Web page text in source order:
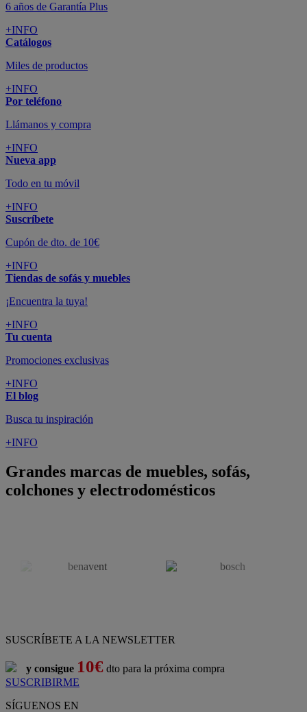
6 años de Garantía Plus
+INFO
Catálogos
Miles de productos
+INFO
Por teléfono
Llámanos y compra
+INFO
Nueva app
Todo en tu móvil
+INFO
Suscríbete
Cupón de dto. de 10€
+INFO
Tiendas de sofás y muebles
¡Encuentra la tuya!
+INFO
Tu cuenta
Promociones exclusivas
+INFO
El blog
Busca tu inspiración
+INFO
Grandes marcas de muebles, sofás,
colchones y electrodomésticos
SUSCRÍBETE A LA NEWSLETTER
y consigue 10€ dto para la próxima compra
SUSCRIBIRME
SÍGUENOS EN